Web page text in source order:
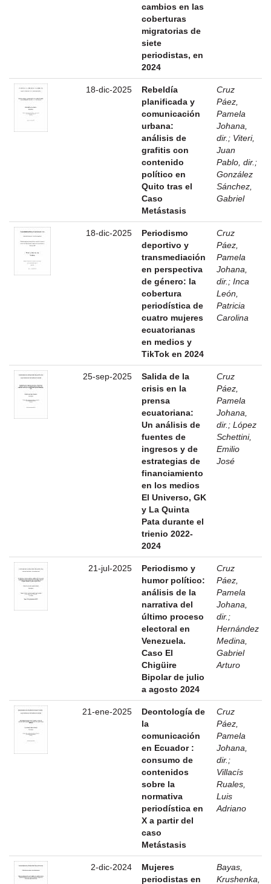
cambios en las
coberturas
migratorias de
siete
periodistas, en
2024
18-dic-2025
Rebeldía
planificada y
comunicación
urbana:
análisis de
grafitis con
contenido
político en
Quito tras el
Caso
Metástasis
Cruz
Páez,
Pamela
Johana,
dir. ; Viteri,
Juan
Pablo, dir. ;
González
Sánchez,
Gabriel
18-dic-2025
Periodismo
deportivo y
transmediación
en perspectiva
de género: la
cobertura
periodística de
cuatro mujeres
ecuatorianas
en medios y
TikTok en 2024
Cruz
Páez,
Pamela
Johana,
dir. ; Inca
León,
Patricia
Carolina
25-sep-2025
Salida de la
crisis en la
prensa
ecuatoriana:
Un análisis de
fuentes de
ingresos y de
estrategias de
financiamiento
en los medios
El Universo, GK
y La Quinta
Pata durante el
trienio 2022-
2024
Cruz
Páez,
Pamela
Johana,
dir. ; López
Schettini,
Emilio
José
21-jul-2025
Periodismo y
humor político:
análisis de la
narrativa del
último proceso
electoral en
Venezuela.
Caso El
Chigüire
Bipolar de julio
a agosto 2024
Cruz
Páez,
Pamela
Johana,
dir. ;
Hernández
Medina,
Gabriel
Arturo
21-ene-2025
Deontología de
la
comunicación
en Ecuador :
consumo de
contenidos
sobre la
normativa
periodística en
X a partir del
caso
Metástasis
Cruz
Páez,
Pamela
Johana,
dir. ;
Villacís
Ruales,
Luis
Adriano
2-dic-2024
Mujeres
periodistas en
Bayas,
Krushenka,